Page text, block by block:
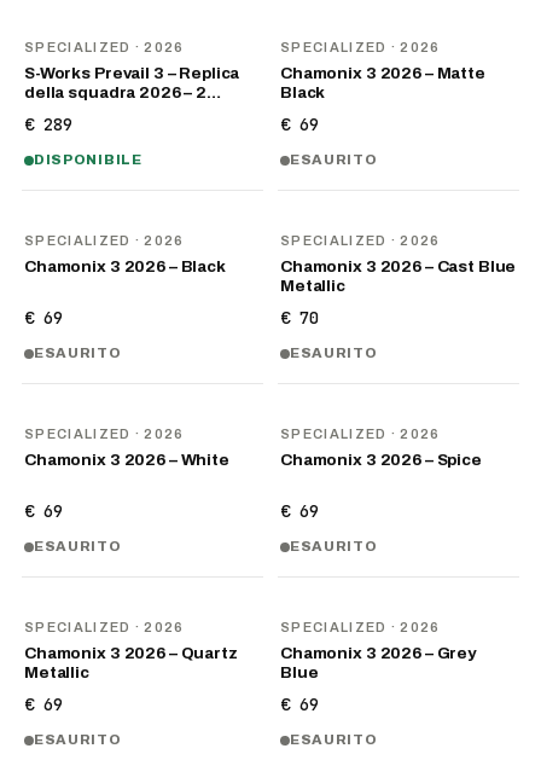
SPECIALIZED · 2026
S-Works Prevail 3 – Replica
della squadra 2026 – 2…
€ 289
DISPONIBILE
SPECIALIZED · 2026
Chamonix 3 2026 – Matte
Black
€ 69
ESAURITO
SPECIALIZED · 2026
Chamonix 3 2026 – Black
€ 69
ESAURITO
SPECIALIZED · 2026
Chamonix 3 2026 – Cast Blue
Metallic
€ 70
ESAURITO
SPECIALIZED · 2026
Chamonix 3 2026 – White
€ 69
ESAURITO
SPECIALIZED · 2026
Chamonix 3 2026 – Spice
€ 69
ESAURITO
SPECIALIZED · 2026
Chamonix 3 2026 – Quartz
Metallic
€ 69
ESAURITO
SPECIALIZED · 2026
Chamonix 3 2026 – Grey
Blue
€ 69
ESAURITO